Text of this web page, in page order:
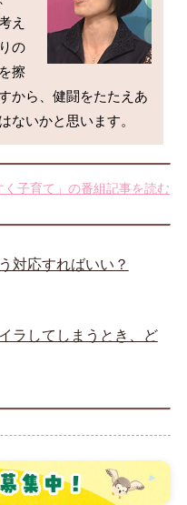
え
の
擦
から、健闘をたたえあ
子育て」の番組記事を読む
対応すればいい？
ラしてしまうとき、ど